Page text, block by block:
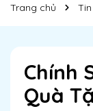
Trang chủ
Chính
Quà